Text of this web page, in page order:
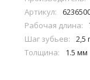
Артикул:
Рабочая длина:
Шаг зубьев:
2,5
Толщина:
1.5 мм